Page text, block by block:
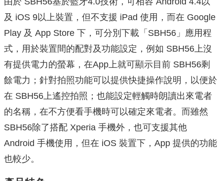
及 iOS 9以上裝置，但不支援 iPad 使用，而在 Google
Play 及 App Store 下，可分別下載「SBH56」應用程
式，用於裝置間的配對及功能設定，例如 SBH56上沒
有提供電力的螢幕，在App上就可顯示目前 SBH56剩
餘電力；針對拍照功能可以提供快捷操作說明，以便於
在 SBH56上遙控拍照；也能設定輕觸時朗讀出來電者
的名稱，在不方便看手機時可以確定來電者。而雖然
SBH56除了搭配 Xperia 手機外，也可支援其他
Android 手機使用，但在 iOS 裝置下，App 提供的功能
也較少。